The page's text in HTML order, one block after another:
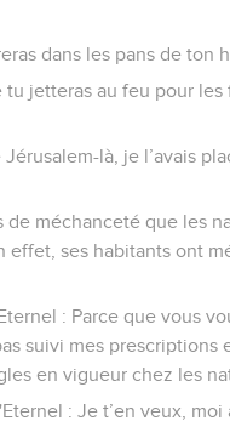
dans les pans de ton
jetteras au feu pour
là, je l’avais
méchanceté que les
ses habitants ont
: Parce que vous
suivi mes prescriptions
en vigueur chez les
: Je t’en veux, moi